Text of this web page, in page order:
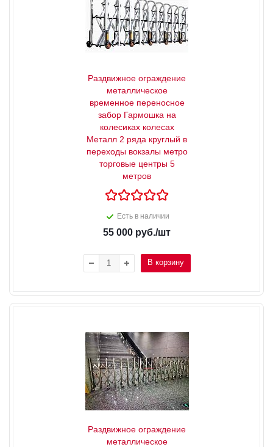
Раздвижное ограждение
металлическое
временное переносное
забор Гармошка на
колесиках колесах
Металл 2 ряда круглый в
переходы вокзалы метро
торговые центры 5
метров
Есть в наличии
55 000 руб./шт
В корзину
Раздвижное ограждение
металлическое